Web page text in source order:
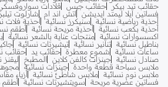
حقائب تيد بيكر
حقائب جيس
قلادات
فساتين ايلا ليمتد ايديشن
اتش اند ام شارلوت
أحذية رياضية نسائية
سنيكرز نسائية أحذية فلات
أحذية بكعب نسائية أحذية مريحة نسائية أطقم
اكسسوارات نسائية منتجات عناية بالشعر نسائية
بناطيل نسائية تنانير نسائية تيشيرتات نسائية
ساعات نسائية
شموع معطرة حقائب يد حقائب
صنادل نسائية جينزات كالفن كلاين المطبخ
ليقنز
ملابس سباحة قطعة واحدة جينزات نسائية
ملابس نوم نسائية ملابس شاطئ نسائية أزياء
فساتين عصرية مريحة
سويتشيرتات نسائية أطقم